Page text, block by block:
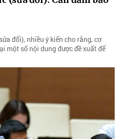
đổi), nhiều ý kiến cho rằng, cơ
một số nội dung được đề xuất để